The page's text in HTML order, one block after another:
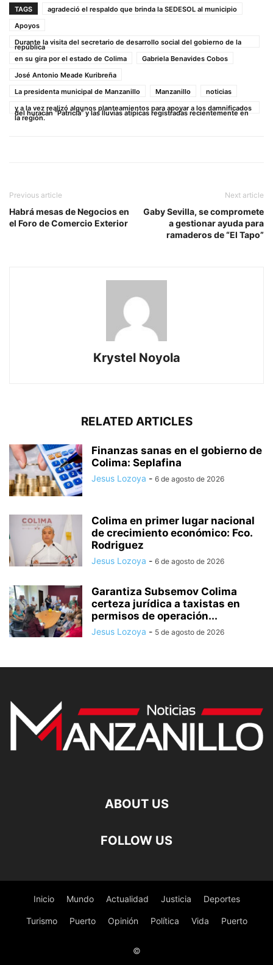
TAGS
agradeció el respaldo que brinda la SEDESOL al municipio
Apoyos
Durante la visita del secretario de desarrollo social del gobierno de la
república
en su gira por el estado de Colima
Gabriela Benavides Cobos
José Antonio Meade Kuribreña
La presidenta municipal de Manzanillo
Manzanillo
noticias
y a la vez realizó algunos planteamientos para apoyar a los damnificados
del huracán “Patricia” y las lluvias atípicas registradas recientemente en
la región.
Previous article
Habrá mesas de Negocios en
el Foro de Comercio Exterior
Next article
Gaby Sevilla, se compromete
a gestionar ayuda para
ramaderos de “El Tapo”
Krystel Noyola
RELATED ARTICLES
Finanzas sanas en el gobierno de
Colima: Seplafina
Jesus Lozoya - 6 de agosto de 2026
Colima en primer lugar nacional
de crecimiento económico: Fco.
Rodriguez
Jesus Lozoya - 6 de agosto de 2026
Garantiza Subsemov Colima
certeza jurídica a taxistas en
permisos de operación...
Jesus Lozoya - 5 de agosto de 2026
ABOUT US
FOLLOW US
Inicio Mundo Actualidad Justicia Deportes
Turismo Puerto Opinión Política Vida Puerto
©